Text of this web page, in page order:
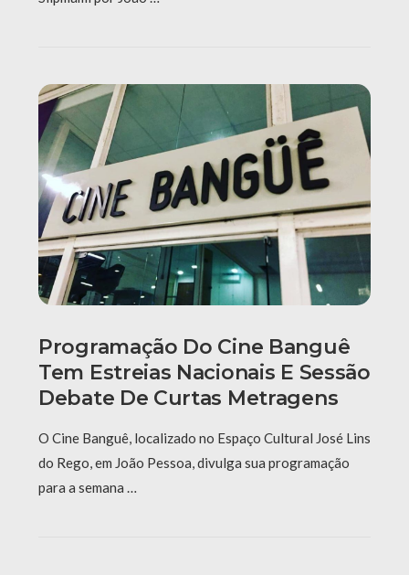
Programação Do Cine Banguê
Tem Estreias Nacionais E Sessão
Debate De Curtas Metragens
O Cine Banguê, localizado no Espaço Cultural José Lins
do Rego, em João Pessoa, divulga sua programação
para a semana …